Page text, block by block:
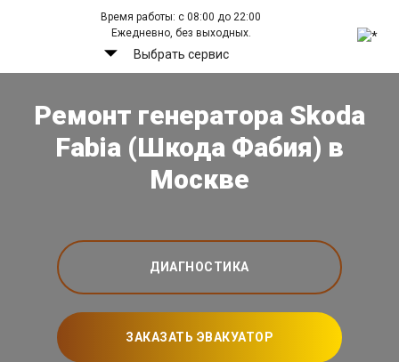
Время работы: с 08:00 до 22:00
Ежедневно, без выходных.
Выбрать сервис
Ремонт генератора Skoda
Fabia (Шкода Фабия) в
Москве
ДИАГНОСТИКА
ЗАКАЗАТЬ ЭВАКУАТОР